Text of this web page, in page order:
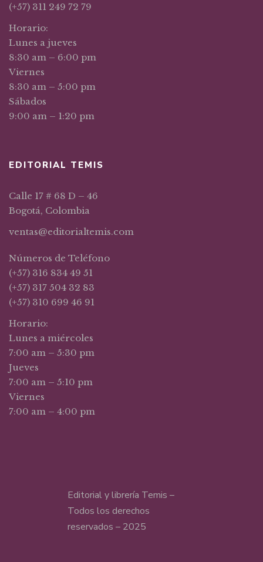
(+57) 311 249 72 79
Horario:
Lunes a jueves
8:30 am – 6:00 pm
Viernes
8:30 am – 5:00 pm
Sábados
9:00 am – 1:20 pm
EDITORIAL TEMIS
Calle 17 # 68 D – 46
Bogotá, Colombia
ventas@editorialtemis.com
Números de Teléfono
(+57) 316 834 49 51
(+57) 317 504 32 83
(+57) 310 699 46 91
Horario:
Lunes a miércoles
7:00 am – 5:30 pm
Jueves
7:00 am – 5:10 pm
Viernes
7:00 am – 4:00 pm
Editorial y librería Temis –
Todos los derechos
reservados – 2025